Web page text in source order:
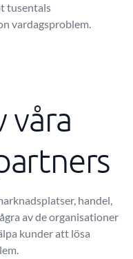
tusentals
vardagsproblem.
våra
handel,
av de organisationer
kunder att lösa